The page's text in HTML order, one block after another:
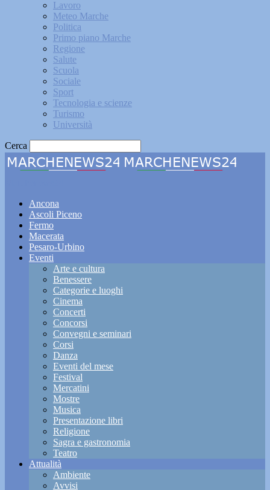
Lavoro
Meteo Marche
Politica
Primo piano Marche
Regione
Salute
Scuola
Sociale
Sport
Tecnologia e scienze
Turismo
Università
Cerca
Ancona
Ascoli Piceno
Fermo
Macerata
Pesaro-Urbino
Eventi
Arte e cultura
Benessere
Categorie e luoghi
Cinema
Concerti
Concorsi
Convegni e seminari
Corsi
Danza
Eventi del mese
Festival
Mercatini
Mostre
Musica
Presentazione libri
Religione
Sagra e gastronomia
Teatro
Attualità
Ambiente
Avvisi